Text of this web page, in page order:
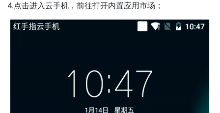
4.点击进入云手机，前往打开内置应用市场；